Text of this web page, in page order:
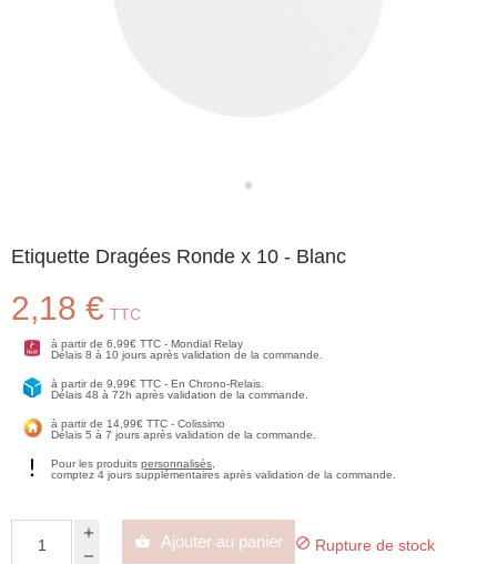
Etiquette Dragées Ronde x 10 - Blanc
2,18 € TTC
à partir de 6,99€ TTC - Mondial Relay
Délais 8 à 10 jours après validation de la commande.
à partir de 9,99€ TTC - En Chrono-Relais.
Délais 48 à 72h après validation de la commande.
à partir de 14,99€ TTC - Colissimo
Délais 5 à 7 jours après validation de la commande.
Pour les produits personnalisés
comptez 4 jours supplémentaires après validation de la commande.
 Ajouter au panier  Rupture de stock